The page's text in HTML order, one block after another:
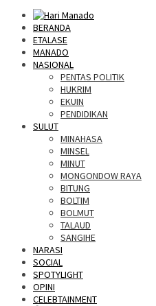
BERANDA
ETALASE
MANADO
NASIONAL
PENTAS POLITIK
HUKRIM
EKUIN
PENDIDIKAN
SULUT
MINAHASA
MINSEL
MINUT
MONGONDOW RAYA
BITUNG
BOLTIM
BOLMUT
TALAUD
SANGIHE
NARASI
SOCIAL
SPOTYLIGHT
OPINI
CELEBTAINMENT